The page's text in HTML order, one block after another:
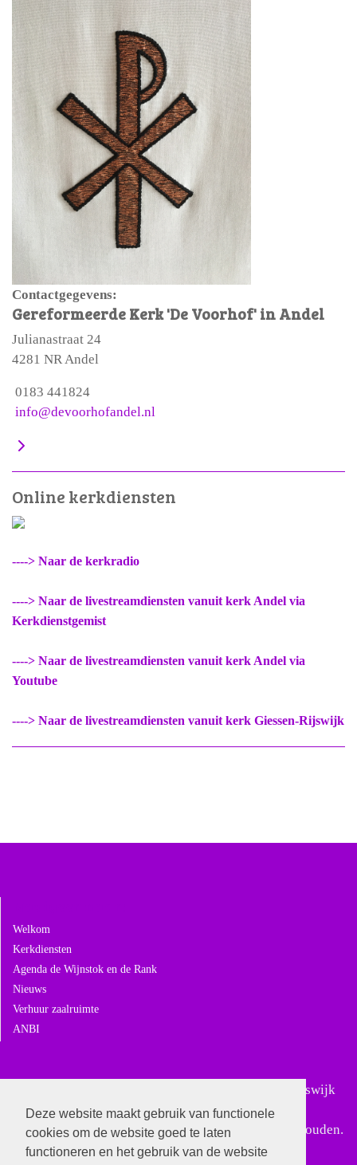
Deze website maakt gebruik van functionele
cookies om de website goed te laten
functioneren en het gebruik van de website
Contactgegevens:
Gereformeerde Kerk 'De Voorhof' in Andel
Julianastraat 24
4281 NR Andel
0183 441824
info@devoorhofandel.nl
Online kerkdiensten
----> Naar de kerkradio
----> Naar de livestreamdiensten vanuit kerk Andel via
Kerkdienstgemist
----> Naar de livestreamdiensten vanuit kerk Andel via
Youtube
----> Naar de livestreamdiensten vanuit kerk Giessen-Rijswijk
Welkom
Kerkdiensten
Agenda de Wijnstok en de Rank
Nieuws
Verhuur zaalruimte
ANBI
Sinds 18 februari 2024 is Gereformeerd Giessen-Rijswijk
samengegaan met Gereformeerd Andel. In Giessen-
Rijswijk worden alleen nog bijzondere diensten gehouden.